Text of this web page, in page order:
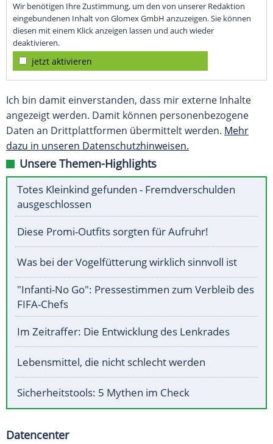
Wir benötigen Ihre Zustimmung, um den von unserer Redaktion
eingebundenen Inhalt von Glomex GmbH anzuzeigen. Sie können
diesen mit einem Klick anzeigen lassen und auch wieder
deaktivieren.
jetzt aktivieren
Ich bin damit einverstanden, dass mir externe Inhalte
angezeigt werden. Damit können personenbezogene
Daten an Drittplattformen übermittelt werden. Mehr
dazu in unseren Datenschutzhinweisen.
Unsere Themen-Highlights
Totes Kleinkind gefunden - Fremdverschulden
ausgeschlossen
Diese Promi-Outfits sorgten für Aufruhr!
Was bei der Vogelfütterung wirklich sinnvoll ist
"Infanti-No Go": Pressestimmen zum Verbleib des
FIFA-Chefs
Im Zeitraffer: Die Entwicklung des Lenkrades
Lebensmittel, die nicht schlecht werden
Sicherheitstools: 5 Mythen im Check
Datencenter